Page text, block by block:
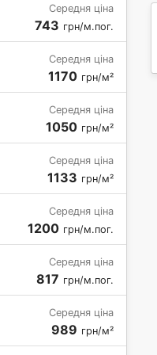
Середня ціна
743 грн/м.пог.
Середня ціна
1170 грн/м²
Середня ціна
1050 грн/м²
Середня ціна
1133 грн/м²
Середня ціна
1200 грн/м.пог.
Середня ціна
817 грн/м.пог.
Середня ціна
989 грн/м²